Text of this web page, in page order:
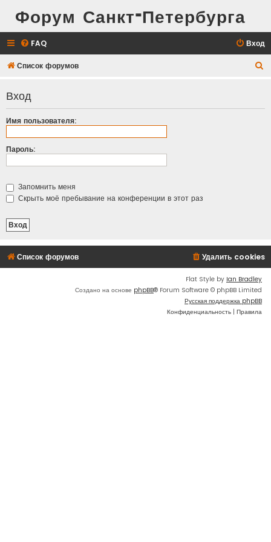
Форум Санкт-Петербурга
FAQ Вход
Список форумов
с
Вход
Имя пользователя:
Пароль:
Запомнить меня
Скрыть моё пребывание на конференции в этот раз
Список форумов Удалить cookies
Flat Style by Ian Bradley
Создано на основе phpBB® Forum Software © phpBB Limited
Русская поддержка phpBB
Конфиденциальность | Правила